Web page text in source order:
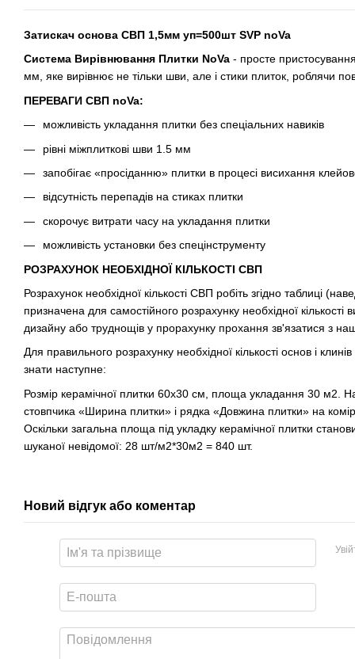
Затискач основа СВП 1,5мм уп=500шт SVP noVa
Система Вирівнювання Плитки NoVa - просте
мм, яке вирівнює не тільки шви, але і стики плиток, роблячи
ПЕРЕВАГИ СВП noVa:
можливість укладання плитки без спеціальних навиків
рівні міжплиткові шви 1.5 мм
запобігає «просіданню» плитки в процесі висихання
відсутність перепадів на стиках плитки
скорочує витрати часу на укладання плитки
можливість установки без спецінструменту
РОЗРАХУНОК НЕОБХІДНОЇ КІЛЬКОСТІ СВП
Розрахунок необхідної кількості СВП робіть згідно таблиці
призначена для самостійного розрахунку необхідної кількості
дизайну або труднощів у прорахунку прохання зв'язатися з
Для правильного розрахунку необхідної кількості основ і
знати наступне:
Розмір керамічної плитки 60х30 см, площа укладання 30 м2.
стовпчика «Ширина плитки» і рядка «Довжина плитки» на
Оскільки загальна площа під укладку керамічної плитки
шуканої невідомої: 28 шт/м2*30м2 = 840 шт.
Новий відгук або коментар